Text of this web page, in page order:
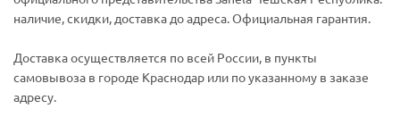
наличие, скидки, доставка до адреса. Официальная гарантия.
Доставка осуществляется по всей России, в пункты
самовывоза в городе Краснодар или по указанному в заказе
адресу.